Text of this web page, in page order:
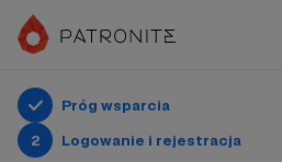
Próg wsparcia
2
Logowanie i rejestracja